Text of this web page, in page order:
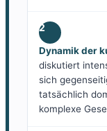
2
Dynamik der
diskutiert
sich
tatsächlich
komplexe